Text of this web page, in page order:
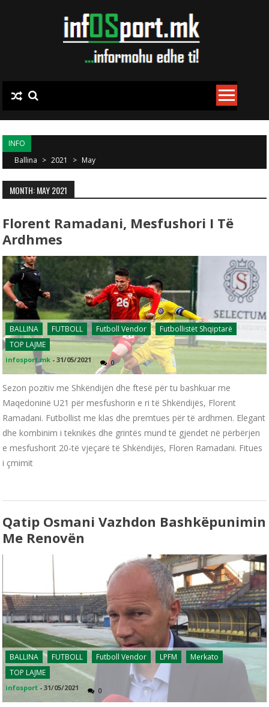
INFO
Ballina > 2021 > May
MONTH: MAY 2021
Florent Ramadani, Mesfushori I Të
Ardhmes
BALLINA FUTBOLL Futboll Vendor
Futbollistët Shqiptarë
TOP LAJME
infosport.mk -31/05/2021 0
Sezon pozitiv me Shkëndijën dhe ftesë për tu bashkuar me
Maqedoninë U21 për mesfushorin e ri të Shkëndijës, Florent
Ramadani. Futbollist me klas dhe premtues për të ardhmen. Elegant
dhe kombinim i teknikës dhe grintës mund të gjendet në përbërjen
e mesfushorit 20-të vjeçarë të Shkëndijës, Floren Ramadani. Fitues
i çmimit
Qatip Osmani Vazhdon Bashkëpunimin
Me Renovën
BALLINA FUTBOLL Futboll Vendor LPFM
Merkato
TOP LAJME
infosport -31/05/2021 0